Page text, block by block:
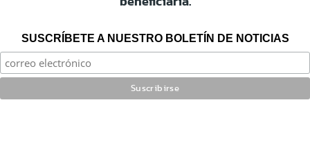
SUSCRÍBETE A NUESTRO BOLETÍN DE NOTICIAS